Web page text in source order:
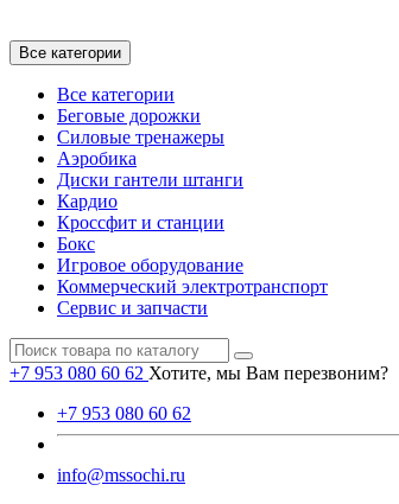
Все категории
Все категории
Беговые дорожки
Силовые тренажеры
Аэробика
Диски гантели штанги
Кардио
Кроссфит и станции
Бокс
Игровое оборудование
Коммерческий электротранспорт
Сервис и запчасти
+7 953 080 60 62 Хотите, мы Вам перезвоним?
+7 953 080 60 62
info@mssochi.ru